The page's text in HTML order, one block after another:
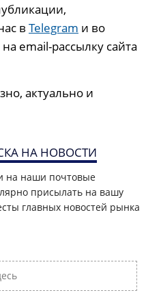
в Telegram и во
на email-рассылку сайта
актуально и
НА НОВОСТИ
на наши почтовые
присылать на вашу
главных новостей рынка